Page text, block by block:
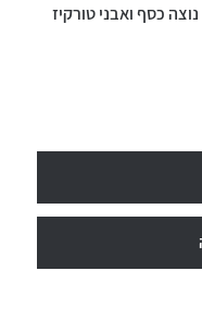
כסף ואבני טורקיז